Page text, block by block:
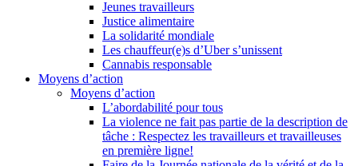
Jeunes travailleurs
Justice alimentaire
La solidarité mondiale
Les chauffeur(e)s d’Uber s’unissent
Cannabis responsable
Moyens d’action
Moyens d’action
L’abordabilité pour tous
La violence ne fait pas partie de la description de
tâche : Respectez les travailleurs et travailleuses
en première ligne!